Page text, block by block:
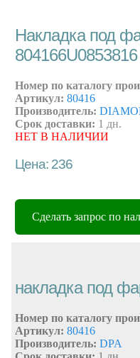
Накладка под
804166U0853816
Номер по каталогу
Артикул: 80416
Производитель:
Срок доставки: 1 дн.
НЕТ В НАЛИЧИИ
Цена: 236
Сделать запрос по
накладка под
Номер по каталогу
Артикул: 80416
Производитель: DPA